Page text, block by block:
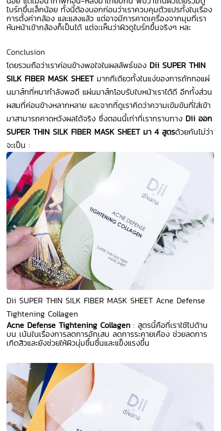
ไบร์ทขึ้นเล็กน้อย ทั้งนี้ต้องบอกก่อนว่าเราควบคุมตัวแปรทั้งในเรื่อง
การตั้งค่ากล้อง และแสงแล้ว แต่อาจมีการคาดเครื่องจากมุมที่เรา
หันหน้าเข้ากล้องก็เป็นได้ แต่จะเห็นว่าผิวดูไบร์ทขึ้นจริงๆ หละ
Conclusion
โดยรวมถือว่าเราค่อนข้างพอใจในผลลัพธ์ของ Dii SUPER THIN
SILK FIBER MASK SHEETมากทีเดียวทั้งในแง่ของการถักทอแผ่
นมาส์กที่หนากำลังพอดี แผ่นมาส์กโอบรับใบหน้าเราได้ดี อีกทั้งส่วน
ผสมที่ค่อนข้างหลากหลาย และจากที่ดูเราคิดว่าความเข้มข้นที่ใส่เข้า
มาสามารถคาดหวังผลได้จริง ซึ่งตอนนี้เท่าที่เราทราบทาง Dii ออก
SUPER THIN SILK FIBER MASK SHEET มา 4 สูตรด้วยกันไม่ว่า
จะเป็น :
Dii SUPER THIN SILK FIBER MASK SHEET Acne Defense
Tightening Collagen
Acne Defense Tightening Collagen : สูตรนี้คือที่เราใช้ไปด้าน
บน เน้นในเรื่องการลดการอักเสบ ลดการระคายเคือง ช่วยลดการ
เกิดสิวและยังช่วยให้ผิวนุ่มชื้มชื้นและแข็งแรงขึ้น